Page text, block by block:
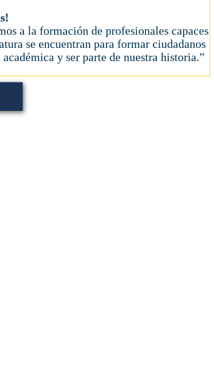
a la formación de profesionales capaces
se encuentran para formar ciudadanos
y ser parte de nuestra historia.”